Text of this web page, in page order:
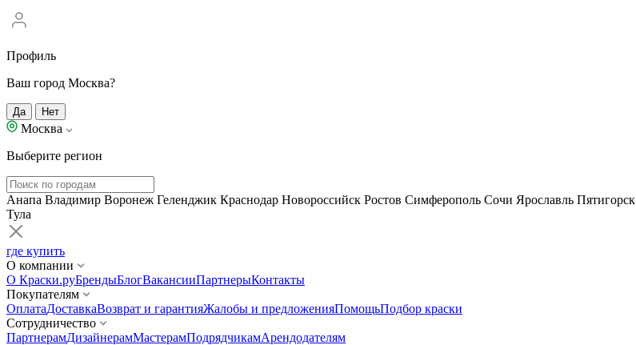
Профиль
Ваш город Москва?
Да Нет
Москва
Выберите регион
Анапа Владимир Воронеж Геленджик Краснодар Новороссийск Ростов Симферополь Сочи Ярославль Пятигорск
Тула
где купить
О компании
О Краски.руБрендыБлогВакансииПартнерыКонтакты
Покупателям
ОплатаДоставкаВозврат и гарантияЖалобы и предложенияПомощьПодбор краски
Сотрудничество
ПартнерамДизайнерамМастерамПодрядчикамАрендодателям